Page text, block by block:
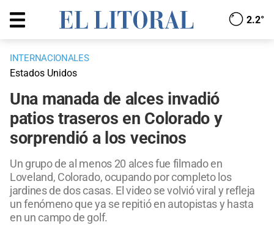
2.2°
INTERNACIONALES
Estados Unidos
Una manada de alces invadió
patios traseros en Colorado y
sorprendió a los vecinos
Un grupo de al menos 20 alces fue filmado en
Loveland, Colorado, ocupando por completo los
jardines de dos casas. El video se volvió viral y refleja
un fenómeno que ya se repitió en autopistas y hasta
en un campo de golf.